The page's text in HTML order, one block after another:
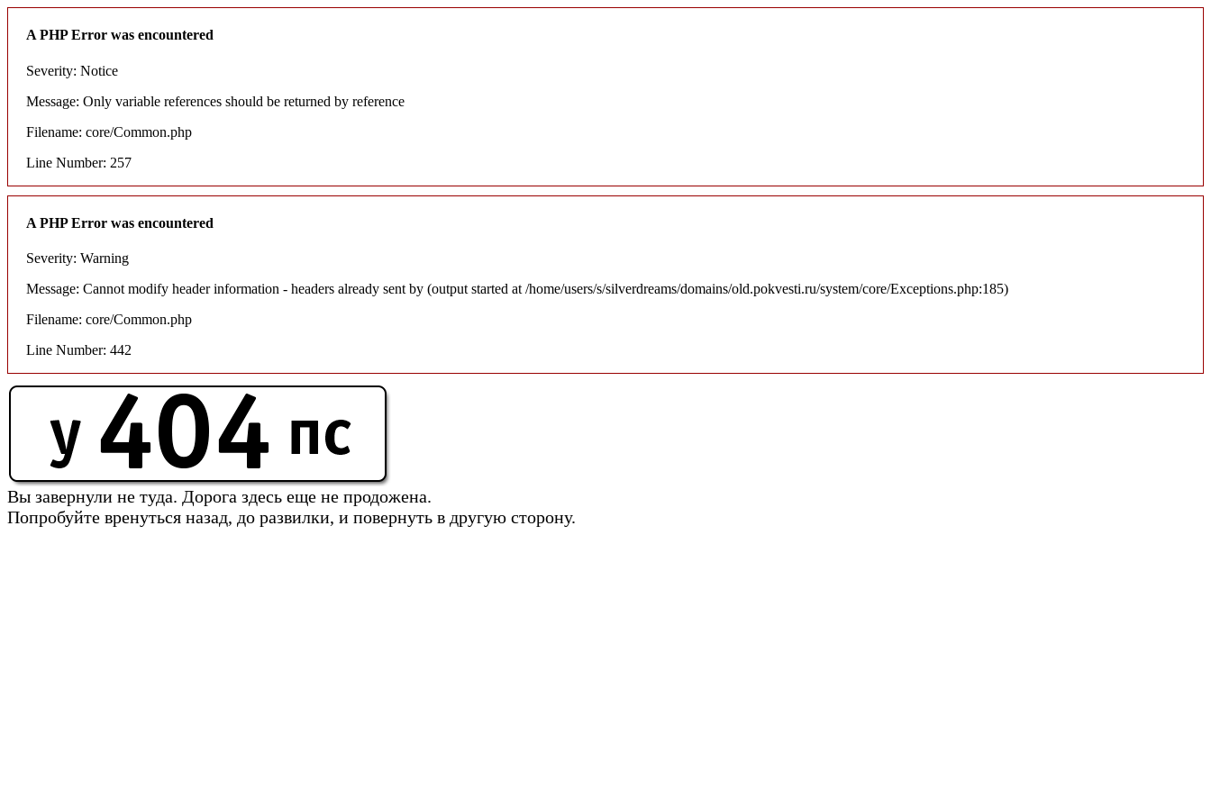
A PHP Error was encountered
Severity: Notice
Message: Only variable references should be returned by reference
Filename: core/Common.php
Line Number: 257
A PHP Error was encountered
Severity: Warning
Message: Cannot modify header information - headers already sent by (output started at /home/users/s/silverdreams/domains/old.pokvesti.ru/system/core/Exceptions.php:185)
Filename: core/Common.php
Line Number: 442
Вы завернули не туда. Дорога здесь еще не продожена.
Попробуйте вренуться назад, до развилки, и повернуть в другую сторону.